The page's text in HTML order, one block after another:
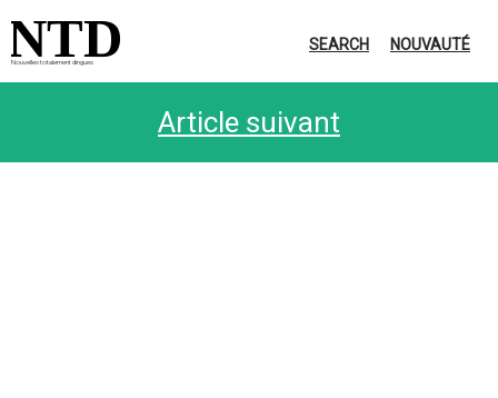
Nouvelles totalement dingues
NTD SEARCH NOUVAUTÉ
Article suivant